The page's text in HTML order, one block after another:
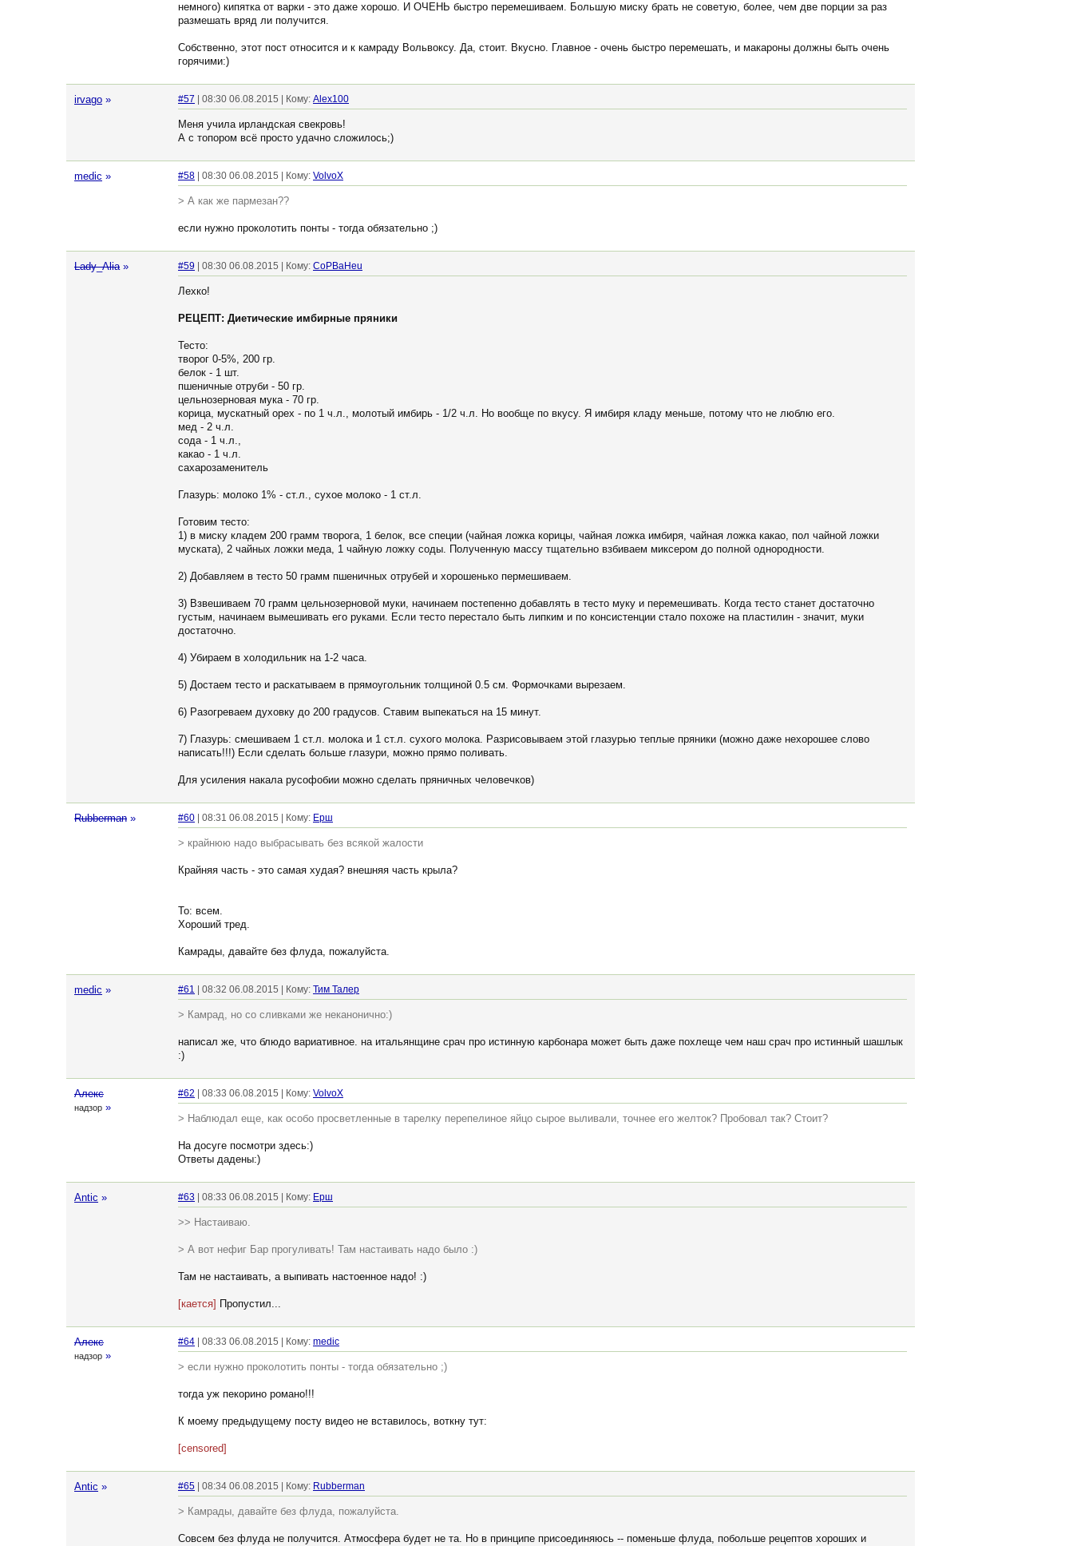
немного) кипятка от варки - это даже хорошо. И ОЧЕНЬ быстро перемешиваем. Большую миску брать не советую, более, чем две порции за раз
размешать вряд ли получится.
Собственно, этот пост относится и к камраду Вольвоксу. Да, стоит. Вкусно. Главное - очень быстро перемешать, и макароны должны быть очень
горячими:)
irvago » #57 | 08:30 06.08.2015 | Кому: Alex100
Меня учила ирландская свекровь!
А с топором всё просто удачно сложилось;)
medic » #58 | 08:30 06.08.2015 | Кому: VolvoX
> А как же пармезан??
если нужно проколотить понты - тогда обязательно ;)
Lady_Alia » #59 | 08:30 06.08.2015 | Кому: CoPBaHeu
Лехко!
РЕЦЕПТ: Диетические имбирные пряники
Тесто:
творог 0-5%, 200 гр.
белок - 1 шт.
пшеничные отруби - 50 гр.
цельнозерновая мука - 70 гр.
корица, мускатный орех - по 1 ч.л., молотый имбирь - 1/2 ч.л. Но вообще по вкусу. Я имбиря кладу меньше, потому что не люблю его.
мед - 2 ч.л.
сода - 1 ч.л.,
какао - 1 ч.л.
сахарозаменитель
Глазурь: молоко 1% - ст.л., сухое молоко - 1 ст.л.
Готовим тесто:
1) в миску кладем 200 грамм творога, 1 белок, все специи (чайная ложка корицы, чайная ложка имбиря, чайная ложка какао, пол чайной ложки
муската), 2 чайных ложки меда, 1 чайную ложку соды. Полученную массу тщательно взбиваем миксером до полной однородности.
2) Добавляем в тесто 50 грамм пшеничных отрубей и хорошенько пермешиваем.
3) Взвешиваем 70 грамм цельнозерновой муки, начинаем постепенно добавлять в тесто муку и перемешивать. Когда тесто станет достаточно
густым, начинаем вымешивать его руками. Если тесто перестало быть липким и по консистенции стало похоже на пластилин - значит, муки
достаточно.
4) Убираем в холодильник на 1-2 часа.
5) Достаем тесто и раскатываем в прямоугольник толщиной 0.5 см. Формочками вырезаем.
6) Разогреваем духовку до 200 градусов. Ставим выпекаться на 15 минут.
7) Глазурь: смешиваем 1 ст.л. молока и 1 ст.л. сухого молока. Разрисовываем этой глазурью теплые пряники (можно даже нехорошее слово
написать!!!) Если сделать больше глазури, можно прямо поливать.
Для усиления накала русофобии можно сделать пряничных человечков)
Rubberman » #60 | 08:31 06.08.2015 | Кому: Ерш
> крайнюю надо выбрасывать без всякой жалости
Крайняя часть - это самая худая? внешняя часть крыла?
To: всем.
Хороший тред.
Камрады, давайте без флуда, пожалуйста.
medic » #61 | 08:32 06.08.2015 | Кому: Тим Талер
> Камрад, но со сливками же неканонично:)
написал же, что блюдо вариативное. на итальянщине срач про истинную карбонара может быть даже похлеще чем наш срач про истинный шашлык
:)
Алекс
надзор »
#62 | 08:33 06.08.2015 | Кому: VolvoX
> Наблюдал еще, как особо просветленные в тарелку перепелиное яйцо сырое выливали, точнее его желток? Пробовал так? Стоит?
На досуге посмотри здесь:)
Ответы дадены:)
Antic » #63 | 08:33 06.08.2015 | Кому: Ерш
>> Настаиваю.
> А вот нефиг Бар прогуливать! Там настаивать надо было :)
Там не настаивать, а выпивать настоенное надо! :)
[кается] Пропустил...
Алекс
надзор »
#64 | 08:33 06.08.2015 | Кому: medic
> если нужно проколотить понты - тогда обязательно ;)
тогда уж пекорино романо!!!
К моему предыдущему посту видео не вставилось, воткну тут:
[censored]
Antic » #65 | 08:34 06.08.2015 | Кому: Rubberman
> Камрады, давайте без флуда, пожалуйста.
Совсем без флуда не получится. Атмосфера будет не та. Но в принципе присоединяюсь -- поменьше флуда, побольше рецептов хороших и